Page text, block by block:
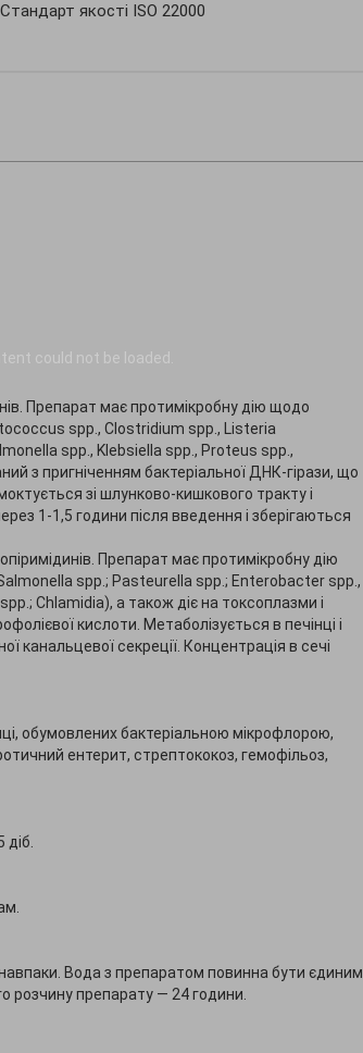
could not be loaded.
Стандарт якості ISO 22000
Препарат має протимікробну дію щодо
spp., Clostridium spp., Listeria
spp., Klebsiella spp., Proteus spp.,
з пригніченням бактеріальної ДНК-гірази, що
зі шлунково-кишкового тракту і
1-1,5 години після введення і зберігаються
Препарат має протимікробну дію
spp.; Pasteurella spp.; Enterobacter spp.,
Chlamidia), а також діє на токсоплазми і
кислоти. Метаболізується в печінці і
канальцевої секреції. Концентрація в сечі
обумовлених бактеріальною мікрофлорою,
ентерит, стрептококоз, гемофільоз,
Вода з препаратом повинна бути єдиним
розчину препарату — 24 години.